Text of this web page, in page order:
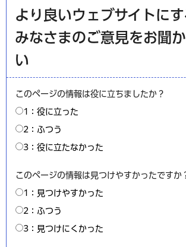
より良いウェブサイトに
みなさまのご意見をお聞
い
このページの情報は役に立ちましたか？
1：役に立った
2：ふつう
3：役に立たなかった
このページの情報は見つけやすかったですか
1：見つけやすかった
2：ふつう
3：見つけにくかった